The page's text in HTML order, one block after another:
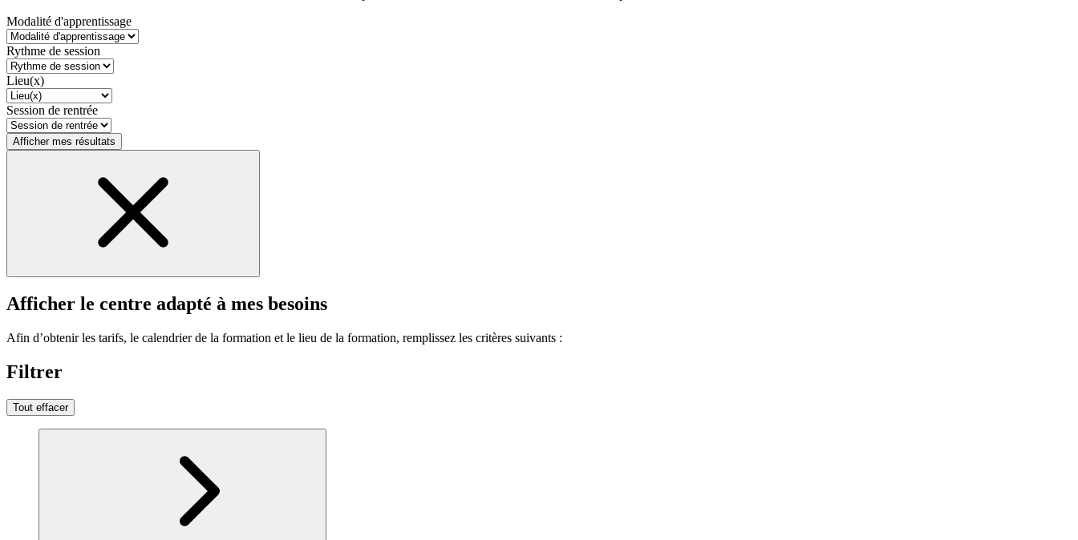
Modalité d'apprentissage
Rythme de session
Lieu(x)
Session de rentrée
Afficher mes résultats
Afficher le centre adapté à mes besoins
Afin d’obtenir les tarifs, le calendrier de la formation et le lieu de la formation, remplissez les critères suivants :
Filtrer
Tout effacer